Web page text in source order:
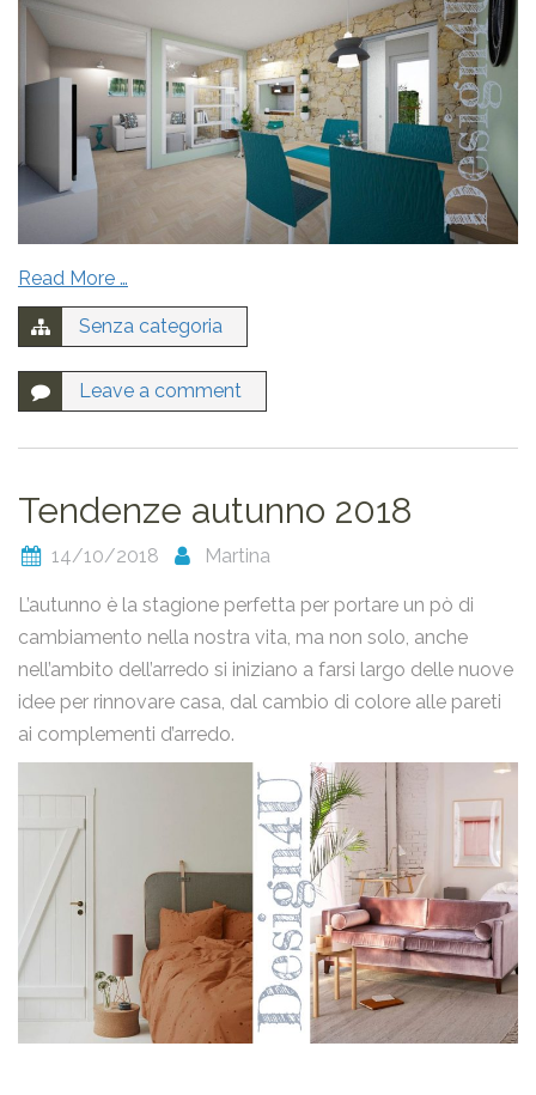
Read More …
Senza categoria
Leave a comment
Tendenze autunno 2018
14/10/2018 Martina
L’autunno è la stagione perfetta per portare un pò di
cambiamento nella nostra vita, ma non solo, anche
nell’ambito dell’arredo si iniziano a farsi largo delle nuove
idee per rinnovare casa, dal cambio di colore alle pareti
ai complementi d’arredo.
email
Email
Ho letto la Privacy Policye acconsento al trattamento dei
miei dati personali.
Invia